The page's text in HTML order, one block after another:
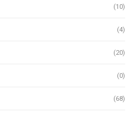
(10)
(4)
(20)
(0)
(68)